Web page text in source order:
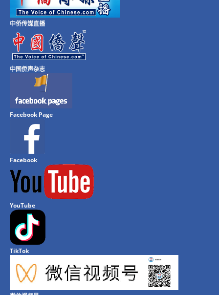
中侨传媒直播
中国侨声杂志
Facebook Page
Facebook
YouTube
TikTok